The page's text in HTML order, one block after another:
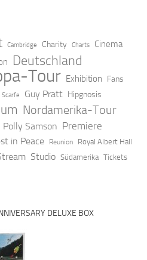
Cambridge Charity Charts Cinema
Deutschland
Tour Exhibition Fans
Scarfe Guy Pratt Hipgnosis
Nordamerika-Tour
Polly Samson Premiere
in Peace Reunion Royal Albert Hall
Studio Südamerika Tickets
DELUXE BOX